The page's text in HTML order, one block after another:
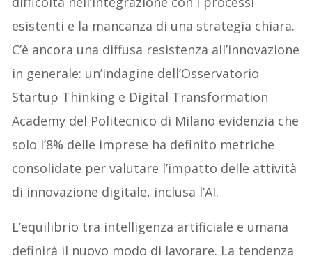
esistenti e la mancanza di una strategia chiara.
C’è ancora una diffusa resistenza all’innovazione
in generale: un’indagine dell’Osservatorio
Startup Thinking e Digital Transformation
Academy del Politecnico di Milano evidenzia che
solo l’8% delle imprese ha definito metriche
consolidate per valutare l’impatto delle attività
di innovazione digitale, inclusa l’AI.
L’equilibrio tra intelligenza artificiale e umana
definirà il nuovo modo di lavorare. La tendenza